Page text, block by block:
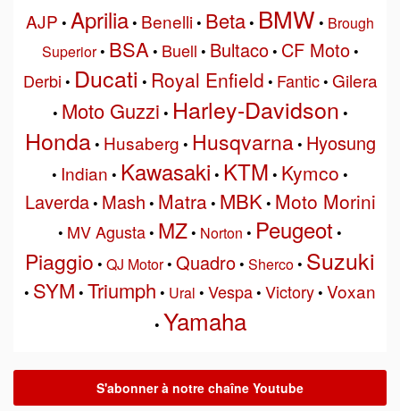
AJP • Aprilia• Benelli• Beta• BMW • Brough
Superior• BSA• Buell • Bultaco• CF Moto•
Derbi • Ducati • Royal Enfield • Fantic• Gilera
• Moto Guzzi • Harley-Davidson •
Honda• Husaberg • Husqvarna• Hyosung
• Indian • Kawasaki • KTM • Kymco •
Laverda• Mash • Matra• MBK• Moto Morini
• MV Agusta• MZ• Norton • Peugeot •
Piaggio • QJ Motor• Quadro• Sherco• Suzuki
• SYM • Triumph • Ural • Vespa• Victory• Voxan
• Yamaha